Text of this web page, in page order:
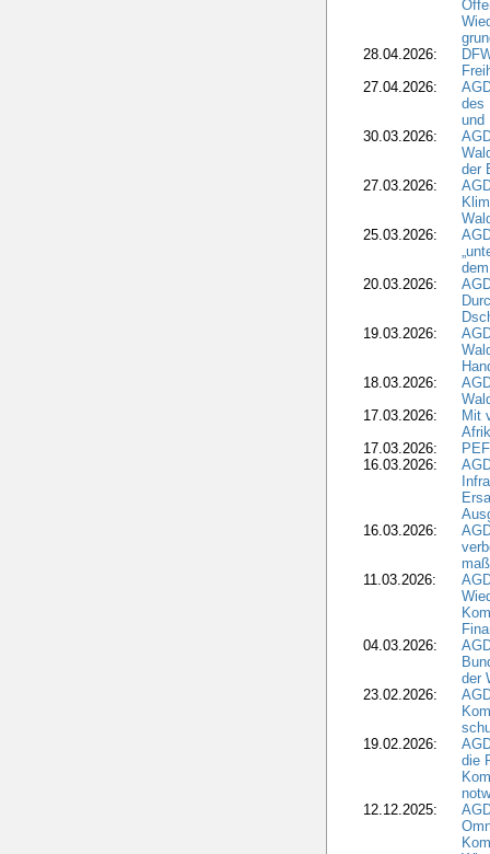
28.04.2026:
27.04.2026:
des
und
30.03.2026:
der
27.03.2026:
25.03.2026:
20.03.2026:
19.03.2026:
18.03.2026:
17.03.2026:
Mit
17.03.2026:
16.03.2026:
16.03.2026:
11.03.2026:
04.03.2026:
der
23.02.2026:
19.02.2026:
die
12.12.2025: